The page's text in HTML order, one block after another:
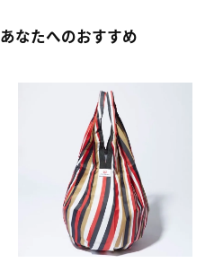
あなたへのおすすめ